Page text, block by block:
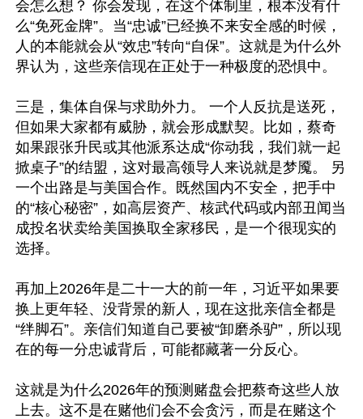
会怎么想？ 你会发现，在这个体制里，根本没有什
么“免死金牌”。当“忠诚”已经换不来安全感的时候，
人的本能就会从“效忠”转向“自保”。这就是为什么外
界认为，这些亲信现在正处于一种极度的恐惧中。
三是，集体自保与求助外力。 一个人反抗是送死，
但如果大家都有威胁，就会形成默契。比如，蔡奇
如果跟张升民或其他派系达成“你动我，我们就一起
掀桌子”的结盟，这对最高领导人来说就是梦魇。 另
一个出路是与美国合作。既然国内不安全，把手中
的“核心秘密”，如高层资产、核武代码或内部丑闻当
成投名状卖给美国换取全家移民，是一个很现实的
选择。
再加上2026年是二十一大的前一年，习近平如果要
换上更年轻、没背景的新人，现在这批亲信全都是
“绊脚石”。亲信们知道自己要被“卸磨杀驴”，所以现
在的每一分忠诚背后，可能都藏著一分反心。
这就是为什么2026年的预测赌盘会把蔡奇这些人放
上去。这不是在赌他们会不会贪污，而是在赌这个